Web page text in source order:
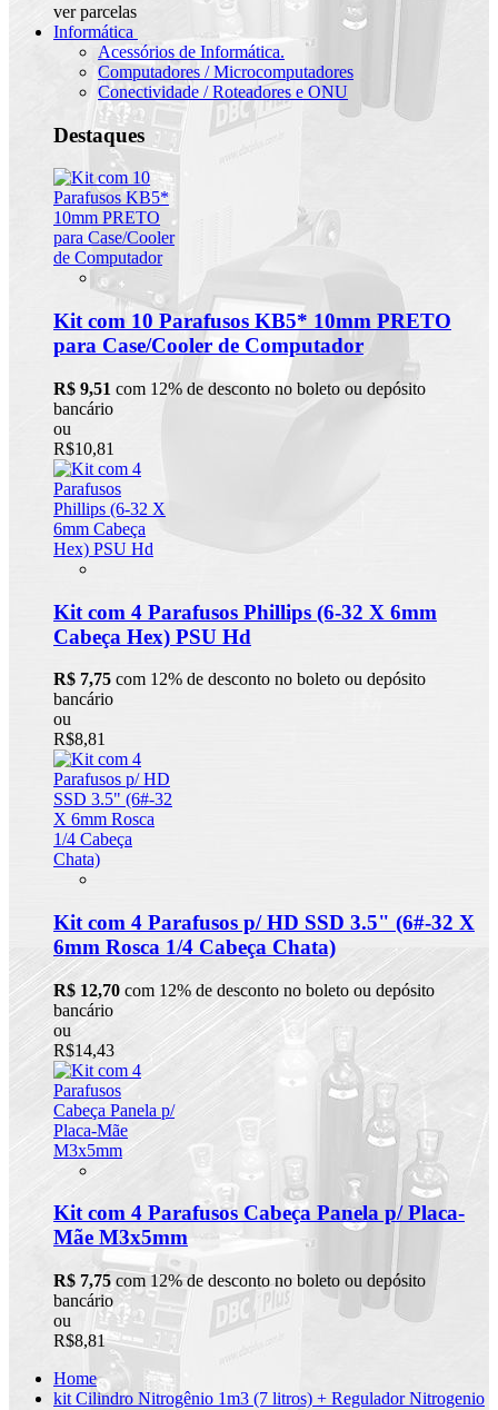
ver parcelas
Informática
Acessórios de Informática.
Computadores / Microcomputadores
Conectividade / Roteadores e ONU
Destaques
Kit com 10 Parafusos KB5* 10mm PRETO
para Case/Cooler de Computador
R$ 9,51 com 12% de desconto no boleto ou depósito
bancário
ou
R$10,81
Kit com 4 Parafusos Phillips (6-32 X 6mm
Cabeça Hex) PSU Hd
R$ 7,75 com 12% de desconto no boleto ou depósito
bancário
ou
R$8,81
Kit com 4 Parafusos p/ HD SSD 3.5" (6#-32 X
6mm Rosca 1/4 Cabeça Chata)
R$ 12,70 com 12% de desconto no boleto ou depósito
bancário
ou
R$14,43
Kit com 4 Parafusos Cabeça Panela p/ Placa-
Mãe M3x5mm
R$ 7,75com 12% de desconto no boleto ou depósito
bancário
ou
R$8,81
Home
kit Cilindro Nitrogênio 1m3 (7 litros) + Regulador Nitrogenio